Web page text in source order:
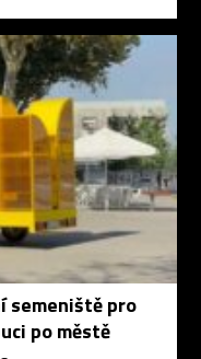
semeniště pro
po městě